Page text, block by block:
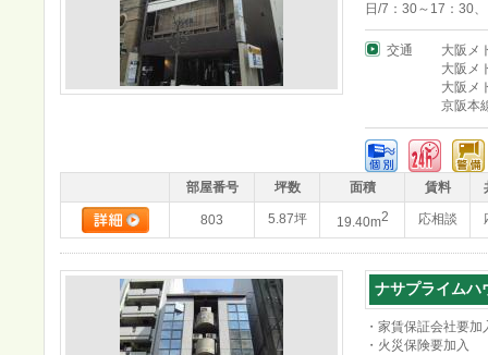
日/7：30～17：30
交通
大阪メ
大阪メ
大阪メ
京阪本
部屋番号 坪数 面積 賃料
803 5.87坪 19.40m2 応相談
ナサプライムハ
・家賃保証会社要加
・火災保険要加入